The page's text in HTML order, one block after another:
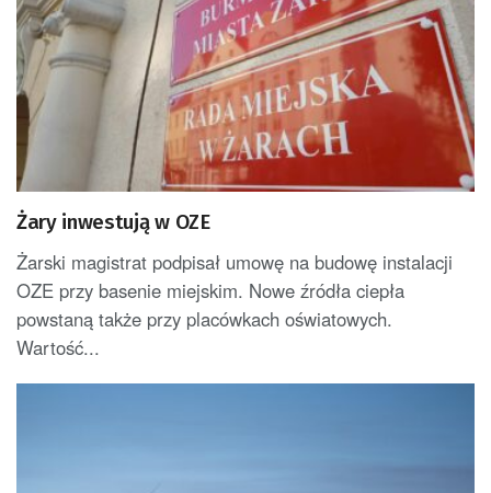
Żary inwestują w OZE
Żarski magistrat podpisał umowę na budowę instalacji
OZE przy basenie miejskim. Nowe źródła ciepła
powstaną także przy placówkach oświatowych.
Wartość...